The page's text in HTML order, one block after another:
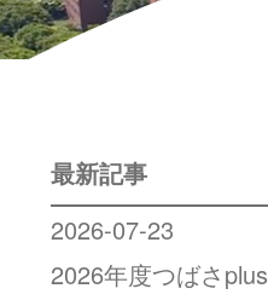
最新記事
2026-07-23
2026年度つばさplus